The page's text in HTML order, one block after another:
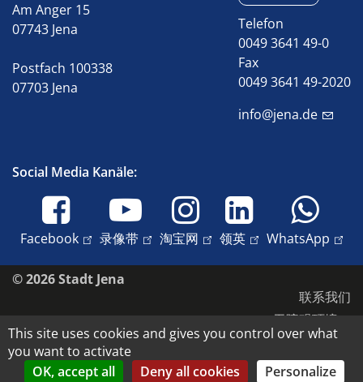
Am Anger 15
07743 Jena
Postfach 100338
07703 Jena
Telefon
0049 3641 49-0
Fax
0049 3641 49-2020
info@jena.de
Social Media Kanäle:
Facebook 录像带 淘宝网 领英 WhatsApp
© 2026 Stadt Jena
联系我们
无障碍环境
数据保护
版本说明
This site uses cookies and gives you control over what
you want to activate
OK, accept all
Deny all cookies Personalize